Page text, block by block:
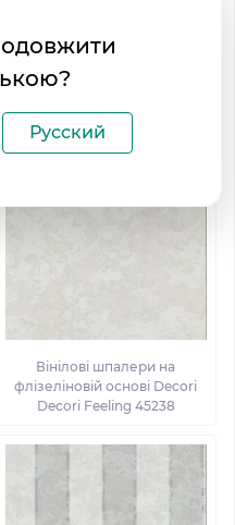
флізеліновій основі Decori
Вінілові шпалери на
флізеліновій основі Decori
Decori Feeling 45238
Русский